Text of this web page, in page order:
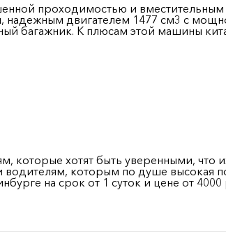
проходимостью и
надежным двигателем 1477 см3 с
багажник. К плюсам этой машины
которые хотят быть уверенными, что
водителям, которым по душе высокая
на срок от 1 суток и цене от